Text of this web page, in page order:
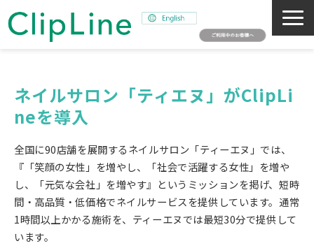
事業紹介
サステナビリティ
採用情報
SNAPSHOT
ネイルサロン「ティエヌ」がClipLi
neを導入
全国に90店舗を展開するネイルサロン「ティーエヌ」では、
『「笑顔の女性」を増やし、「社会で活躍する女性」を増や
し、「元気な会社」を増やす』というミッションを掲げ、短時
間・高品質・低価格でネイルサービスを提供しています。通常
1時間以上かかる施術を、ティーエヌでは最短30分で提供して
います。